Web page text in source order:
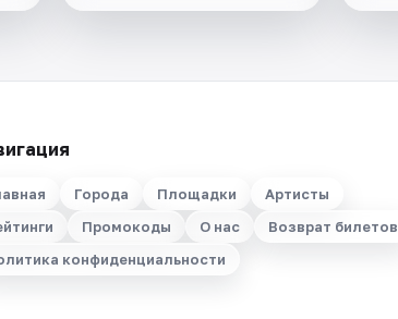
Города Площадки
Артисты
Промокоды О нас
Возврат билетов
конфиденциальности